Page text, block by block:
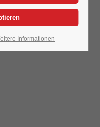
Informationen